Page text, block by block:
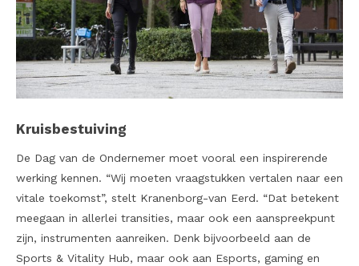
Kruisbestuiving
De Dag van de Ondernemer moet vooral een inspirerende
werking kennen. “Wij moeten vraagstukken vertalen naar een
vitale toekomst”, stelt Kranenborg-van Eerd. “Dat betekent
meegaan in allerlei transities, maar ook een aanspreekpunt
zijn, instrumenten aanreiken. Denk bijvoorbeeld aan de
Sports & Vitality Hub, maar ook aan Esports, gaming en